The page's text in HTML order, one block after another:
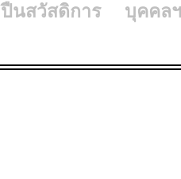
ปืนสวัสดิการ บุคคลฯ